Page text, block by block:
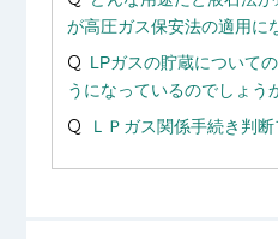
が高圧ガス保安法の適用に
LPガスの貯蔵について
うになっているのでしょう
ＬＰガス関係手続き判